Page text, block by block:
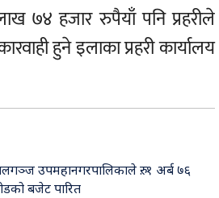
७४ हजार रुपैयाँ पनि प्रहरीले
हुने इलाका प्रहरी कार्यालय
उपमहानगरपालिकाले रु. १ अर्ब ७६
बजेट पारित